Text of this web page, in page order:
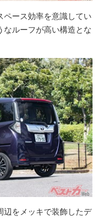
ース効率を意識してい
なルーフが高い構造とな
をメッキで装飾したデ